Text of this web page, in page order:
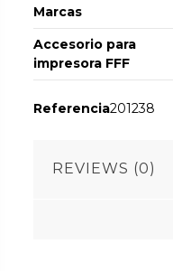
Marcas
Accesorio para
impresora FFF
Referencia201238
REVIEWS (0)